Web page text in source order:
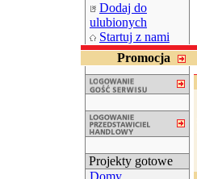
Dodaj do
ulubionych
Startuj z nami
Promocja
Projekty gotowe
Domy